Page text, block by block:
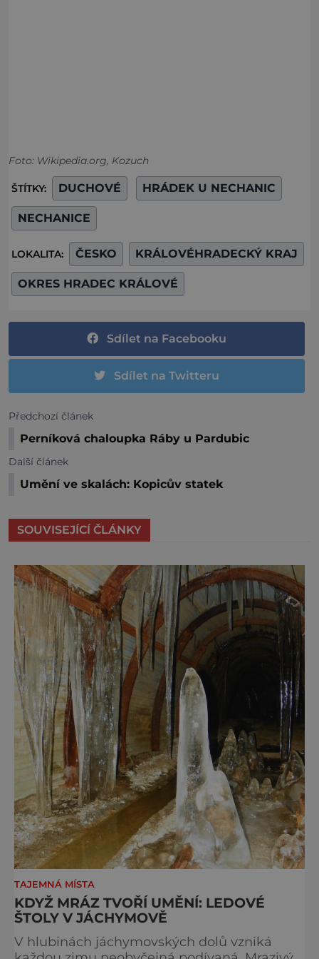
Foto: Wikipedia.org, Kozuch
ŠTÍTKY: DUCHOVÉ HRÁDEK U NECHANIC
NECHANICE
LOKALITA: ČESKO KRÁLOVÉHRADECKÝ KRAJ
OKRES HRADEC KRÁLOVÉ
Sdílet na Facebooku
Sdílet na Twitteru
Předchozí článek
Perníková chaloupka Ráby u Pardubic
Další článek
Umění ve skalách: Kopicův statek
SOUVISEJÍCÍ ČLÁNKY
TAJEMNÁ MÍSTA
KDYŽ MRÁZ TVOŘÍ UMĚNÍ: LEDOVÉ
ŠTOLY V JÁCHYMOVĚ
V hlubinách jáchymovských dolů vzniká